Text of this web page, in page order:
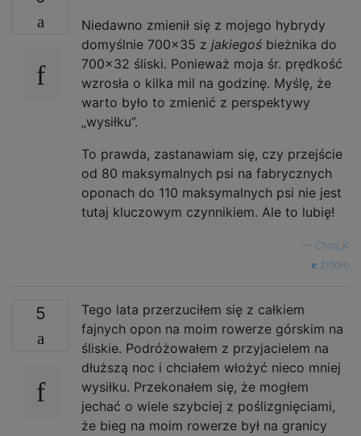
Niedawno zmienił się z mojego hybrydy
domyślnie 700x35 z jakiegoś bieżnika do
700x32 śliski. Ponieważ moja śr. prędkość
wzrosła o kilka mil na godzinę. Myślę, że
warto było to zmienić z perspektywy
„wysiłku”.
To prawda, zastanawiam się, czy przejście
od 80 maksymalnych psi na fabrycznych
oponach do 110 maksymalnych psi nie jest
tutaj kluczowym czynnikiem. Ale to lubię!
Chris_K
źródło
5
Tego lata przerzuciłem się z całkiem
fajnych opon na moim rowerze górskim na
śliskie. Podróżowałem z przyjacielem na
dłuższą noc i chciałem włożyć nieco mniej
wysiłku. Przekonałem się, że mogłem
jechać o wiele szybciej z poślizgnięciami,
że bieg na moim rowerze był na granicy